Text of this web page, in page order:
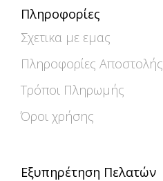
Πληροφορίες
Σχετικα με εμας
Πληροφορίες Αποστολής
Τρόποι Πληρωμής
Όροι χρήσης
Εξυπηρέτηση Πελατών